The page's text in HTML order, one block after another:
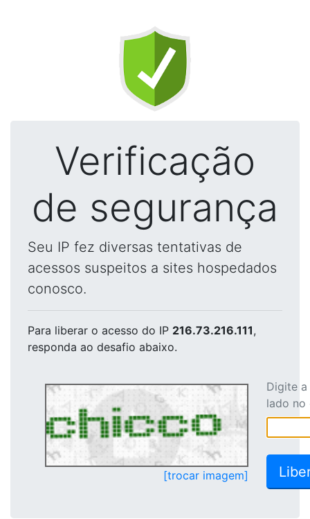
Verificação
de segurança
Seu IP fez diversas tentativas de
acessos suspeitos a sites hospedados
conosco.
Para liberar o acesso do IP 216.73.216.111,
responda ao desafio abaixo.
[trocar imagem]
Digite
lado no